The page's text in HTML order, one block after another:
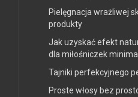
Pielęgnacja wrażliwej
produkty
Jak uzyskać efekt
dla miłośniczek
Tajniki perfekcyjnego
Proste włosy bez